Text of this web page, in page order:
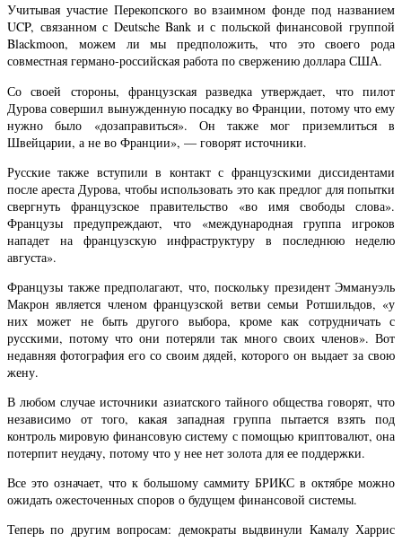
Учитывая участие Перекопского во взаимном фонде под названием
UCP, связанном с Deutsche Bank и с польской финансовой группой
Blackmoon, можем ли мы предположить, что это своего рода
совместная германо-российская работа по свержению доллара США.
Со своей стороны, французская разведка утверждает, что пилот
Дурова совершил вынужденную посадку во Франции, потому что ему
нужно было «дозаправиться». Он также мог приземлиться в
Швейцарии, а не во Франции», — говорят источники.
Русские также вступили в контакт с французскими диссидентами
после ареста Дурова, чтобы использовать это как предлог для попытки
свергнуть французское правительство «во имя свободы слова».
Французы предупреждают, что «международная группа игроков
нападет на французскую инфраструктуру в последнюю неделю
августа».
Французы также предполагают, что, поскольку президент Эммануэль
Макрон является членом французской ветви семьи Ротшильдов, «у
них может не быть другого выбора, кроме как сотрудничать с
русскими, потому что они потеряли так много своих членов». Вот
недавняя фотография его со своим дядей, которого он выдает за свою
жену.
В любом случае источники азиатского тайного общества говорят, что
независимо от того, какая западная группа пытается взять под
контроль мировую финансовую систему с помощью криптовалют, она
потерпит неудачу, потому что у нее нет золота для ее поддержки.
Все это означает, что к большому саммиту БРИКС в октябре можно
ожидать ожесточенных споров о будущем финансовой системы.
Теперь по другим вопросам: демократы выдвинули Камалу Харрис